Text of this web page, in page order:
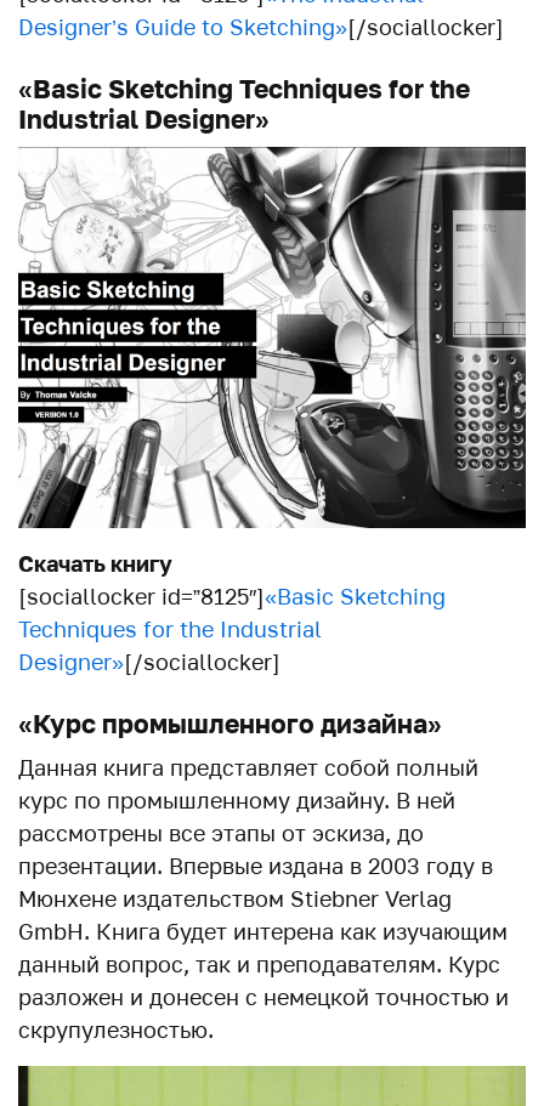
Designer’s Guide to Sketching»[/sociallocker]
«Basic Sketching Techniques for the
Industrial Designer»
Скачать книгу
[sociallocker id=”8125″]«Basic Sketching
Techniques for the Industrial
Designer»[/sociallocker]
«Курс промышленного дизайна»
Данная книга представляет собой полный
курс по промышленному дизайну. В ней
рассмотрены все этапы от эскиза, до
презентации. Впервые издана в 2003 году в
Мюнхене издательством Stiebner Verlag
GmbH. Книга будет интерена как изучающим
данный вопрос, так и преподавателям. Курс
разложен и донесен с немецкой точностью и
скрупулезностью.